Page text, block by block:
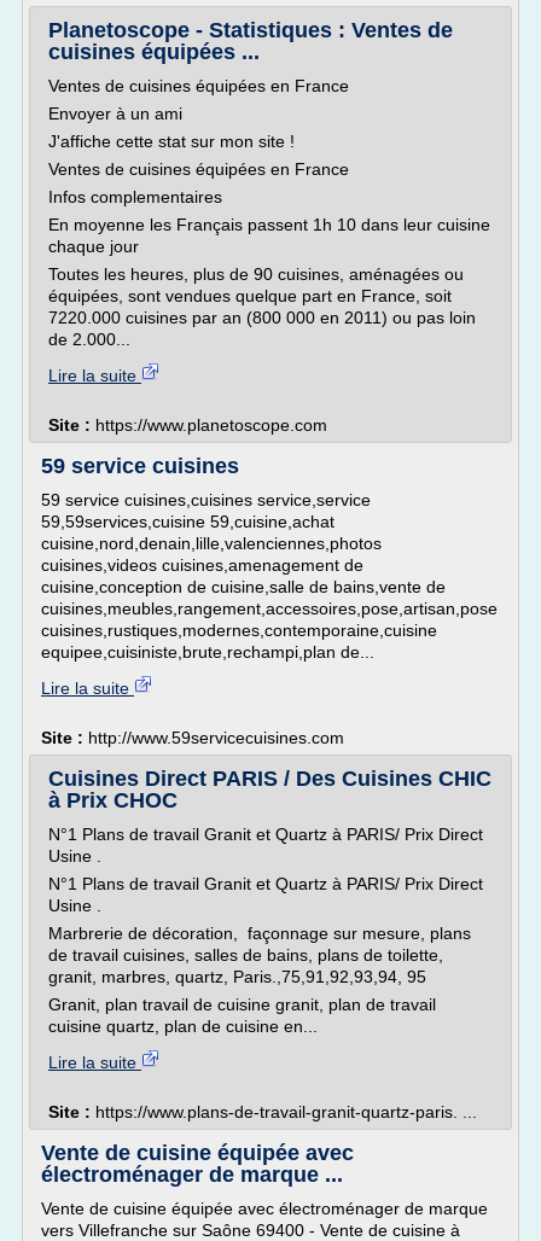
Planetoscope - Statistiques : Ventes de
cuisines équipées ...
Ventes de cuisines équipées en France
Envoyer à un ami
J'affiche cette stat sur mon site !
Ventes de cuisines équipées en France
Infos complementaires
En moyenne les Français passent 1h 10 dans leur cuisine
chaque jour
Toutes les heures, plus de 90 cuisines, aménagées ou
équipées, sont vendues quelque part en France, soit
7220.000 cuisines par an (800 000 en 2011) ou pas loin
de 2.000...
Lire la suite
Site : https://www.planetoscope.com
59 service cuisines
59 service cuisines,cuisines service,service
59,59services,cuisine 59,cuisine,achat
cuisine,nord,denain,lille,valenciennes,photos
cuisines,videos cuisines,amenagement de
cuisine,conception de cuisine,salle de bains,vente de
cuisines,meubles,rangement,accessoires,pose,artisan,pose
cuisines,rustiques,modernes,contemporaine,cuisine
equipee,cuisiniste,brute,rechampi,plan de...
Lire la suite
Site : http://www.59servicecuisines.com
Cuisines Direct PARIS / Des Cuisines CHIC
à Prix CHOC
N°1 Plans de travail Granit et Quartz à PARIS/ Prix Direct
Usine .
N°1 Plans de travail Granit et Quartz à PARIS/ Prix Direct
Usine .
Marbrerie de décoration, façonnage sur mesure, plans
de travail cuisines, salles de bains, plans de toilette,
granit, marbres, quartz, Paris.,75,91,92,93,94, 95
Granit, plan travail de cuisine granit, plan de travail
cuisine quartz, plan de cuisine en...
Lire la suite
Site : https://www.plans-de-travail-granit-quartz-paris. ...
Vente de cuisine équipée avec
électroménager de marque ...
Vente de cuisine équipée avec électroménager de marque
vers Villefranche sur Saône 69400 - Vente de cuisine à